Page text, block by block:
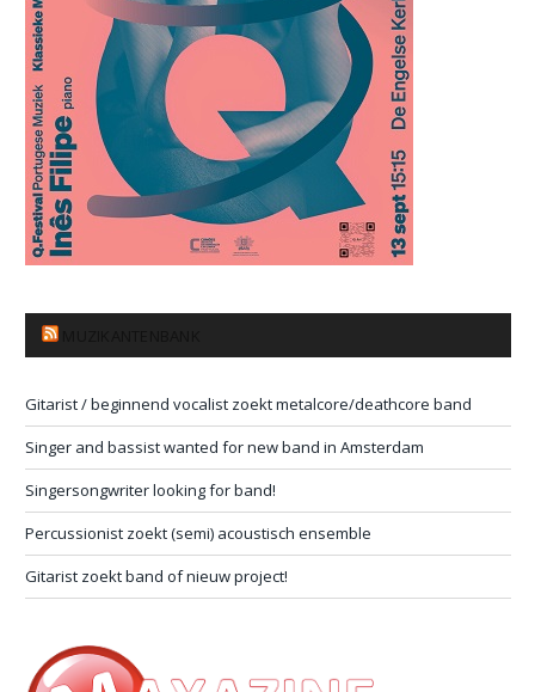
Gitarist / beginnend vocalist zoekt metalcore/deathcore band
Singer and bassist wanted for new band in Amsterdam
Singersongwriter looking for band!
Percussionist zoekt (semi) acoustisch ensemble
Gitarist zoekt band of nieuw project!